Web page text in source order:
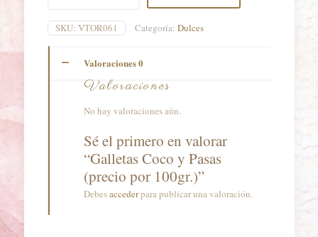
Pasas
(precio
por
100gr.)
SKU: VTOR061 Categoría: Dulces
Valoraciones0
Valoraciones
No hay valoraciones aún.
Sé el primero en valorar
“Galletas Coco y Pasas
(precio por 100gr.)”
Debesaccederpara publicar una valoración.